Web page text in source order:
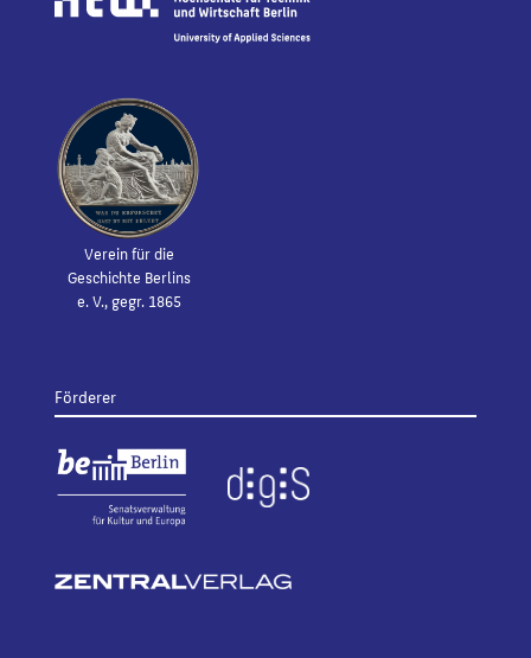
Verein für die
Geschichte Berlins
e. V., gegr. 1865
Förderer